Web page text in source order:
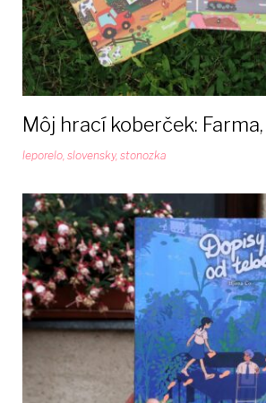
Môj hrací koberček:
leporelo, slovensky, stonozka